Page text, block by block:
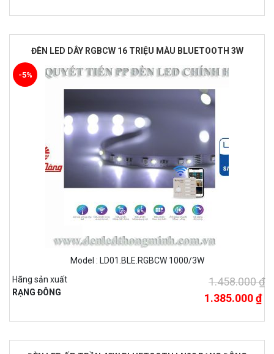
ĐÈN LED DÂY RGBCW 16 TRIỆU MÀU BLUETOOTH 3W
Model : LD01.BLE.RGBCW 1000/3W
Hãng sản xuất
RẠNG ĐÔNG
1.458.000 ₫
1.385.000 ₫
-5%